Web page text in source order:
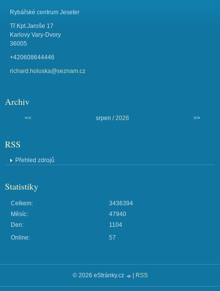
Rybářské centrum Jeseter
Tř.Kpt.Jaroše 17
Karlovy Vary-Dvory
36005
+420608644446
richard.holuska@seznam.cz
Archiv
<< srpen /2026 >>
RSS
Přehled zdrojů
Statistiky
Online: 57
Celkem:
3436394
Měsíc:
47940
Den:
1104
© 2026 eStránky.cz | RSS